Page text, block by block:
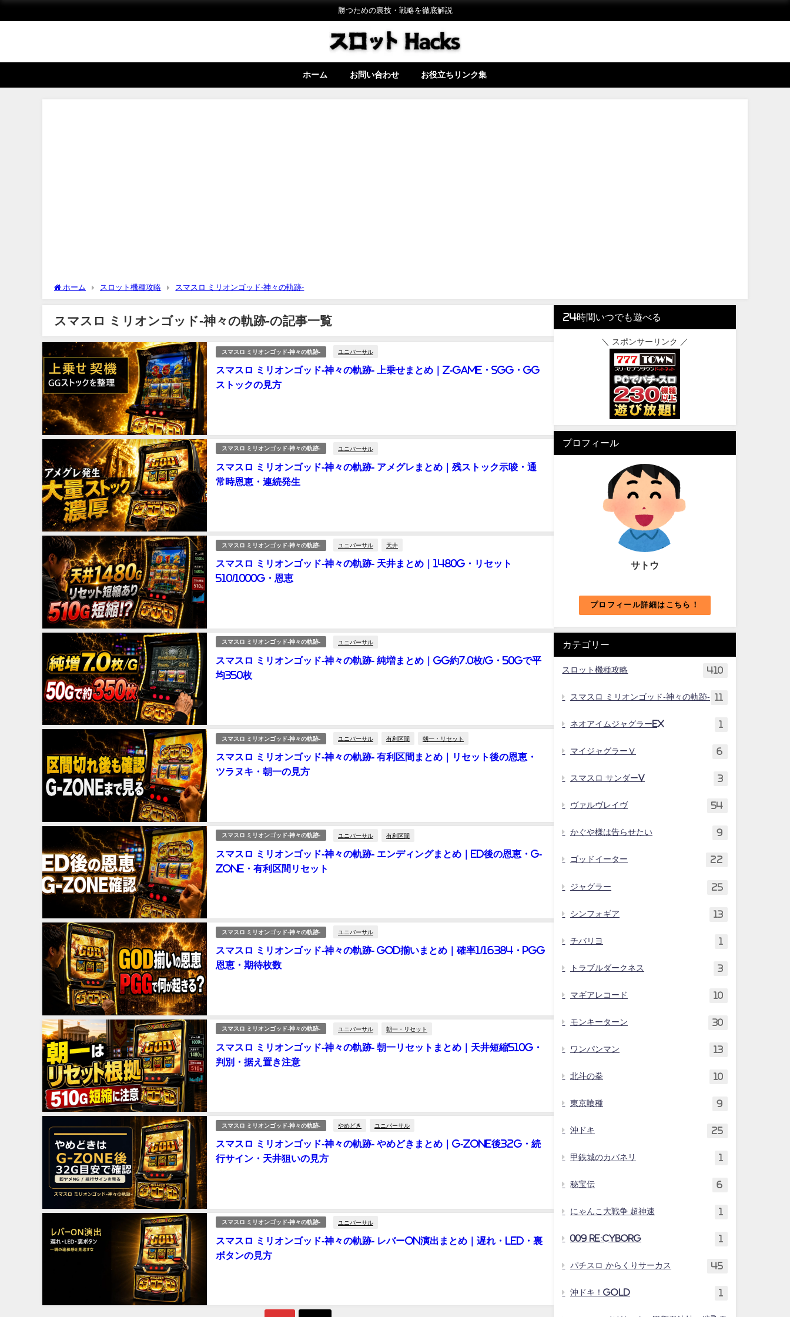
勝つための裏技・戦略を徹底解説
ホーム お問い合わせ お役立ちリンク集
ホーム スロット機種攻略 スマスロ ミリオンゴッド-神々の軌跡-
スマスロ ミリオンゴッド-神々の軌跡-の記事一覧
スマスロ ミリオンゴッド-神々の軌跡- ユニバーサル
スマスロ ミリオンゴッド-神々の軌跡- 上乗せまとめ｜Z-GAME・SGG・GG
ストックの見方
スマスロ ミリオンゴッド-神々の軌跡- ユニバーサル
スマスロ ミリオンゴッド-神々の軌跡- アメグレまとめ｜残ストック示唆・通
常時恩恵・連続発生
スマスロ ミリオンゴッド-神々の軌跡- ユニバーサル 天井
スマスロ ミリオンゴッド-神々の軌跡- 天井まとめ｜1480G・リセット
510/1000G・恩恵
スマスロ ミリオンゴッド-神々の軌跡- ユニバーサル
スマスロ ミリオンゴッド-神々の軌跡- 純増まとめ｜GG約7.0枚/G・50Gで平
均350枚
スマスロ ミリオンゴッド-神々の軌跡- ユニバーサル 有利区間 朝一・リセット
スマスロ ミリオンゴッド-神々の軌跡- 有利区間まとめ｜リセット後の恩恵・
ツラヌキ・朝一の見方
スマスロ ミリオンゴッド-神々の軌跡- ユニバーサル 有利区間
スマスロ ミリオンゴッド-神々の軌跡- エンディングまとめ｜ED後の恩恵・G-
ZONE・有利区間リセット
スマスロ ミリオンゴッド-神々の軌跡- ユニバーサル
スマスロ ミリオンゴッド-神々の軌跡- GOD揃いまとめ｜確率1/16384・PGG
恩恵・期待枚数
スマスロ ミリオンゴッド-神々の軌跡- ユニバーサル 朝一・リセット
スマスロ ミリオンゴッド-神々の軌跡- 朝一リセットまとめ｜天井短縮510G・
判別・据え置き注意
スマスロ ミリオンゴッド-神々の軌跡- やめどき ユニバーサル
スマスロ ミリオンゴッド-神々の軌跡- やめどきまとめ｜G-ZONE後32G・続
行サイン・天井狙いの見方
スマスロ ミリオンゴッド-神々の軌跡- ユニバーサル
スマスロ ミリオンゴッド-神々の軌跡- レバーON演出まとめ｜遅れ・LED・裏
ボタンの見方
24時間いつでも遊べる
＼ スポンサーリンク ／
プロフィール
サトウ
プロフィール詳細はこちら！
カテゴリー
スロット機種攻略 410
スマスロ ミリオンゴッド-神々の軌跡-
ネオアイムジャグラーEX
マイジャグラーⅤ 6
スマスロ サンダーV 3
ヴァルヴレイヴ 54
かぐや様は告らせたい 9
ゴッドイーター 22
ジャグラー 25
シンフォギア 13
チバリヨ 1
トラブルダークネス 3
マギアレコード 10
モンキーターン 30
ワンパンマン 13
北斗の拳 10
東京喰種 9
沖ドキ 25
甲鉄城のカバネリ 1
秘宝伝 6
にゃんこ大戦争 超神速 1
009 RE:CYBORG
パチスロ からくりサーカス 45
沖ドキ！GOLD